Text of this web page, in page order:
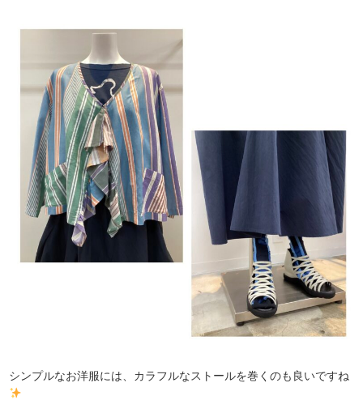
シンプルなお洋服には、カラフルなストールを巻くのも良いですね